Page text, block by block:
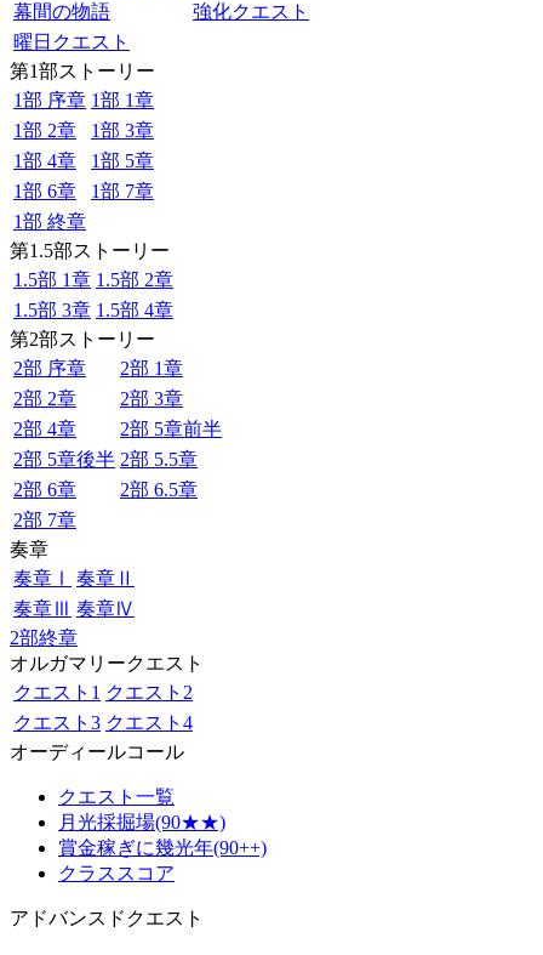
幕間の物語
強化クエスト
曜日クエスト
第1部ストーリー
1部 序章 1部 1章
1部 2章
1部 3章
1部 4章
1部 5章
1部 6章
1部 7章
1部 終章
第1.5部ストーリー
1.5部 1章 1.5部 2章
1.5部 3章 1.5部 4章
第2部ストーリー
2部 序章
2部 1章
2部 2章
2部 3章
2部 4章
2部 5章前半
2部 5章後半 2部 5.5章
2部 6章
2部 6.5章
2部 7章
奏章
奏章Ⅰ
奏章Ⅱ
奏章Ⅲ 奏章Ⅳ
2部終章
オルガマリークエスト
クエスト1 クエスト2
クエスト3 クエスト4
オーディールコール
クエスト一覧
月光採掘場(90★★)
賞金稼ぎに幾光年(90++)
クラススコア
アドバンスドクエスト